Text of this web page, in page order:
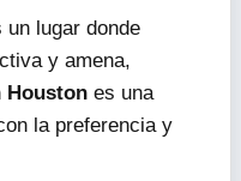
lugar donde
y amena,
Houston es una
la preferencia y